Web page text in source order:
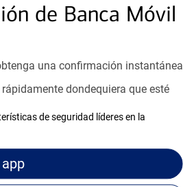
de Banca Móvil
una confirmación instantánea
dondequiera que esté
de seguridad líderes en la